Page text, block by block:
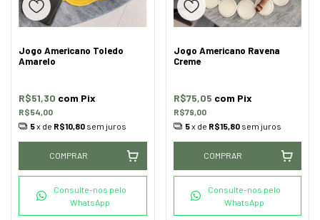
Jogo Americano Toledo
Amarelo
R$54,00
R$51,30 com Pix
5x de R$10,80 sem juros
COMPRAR
Consulte-nos pelo
WhatsApp
Jogo Americano Ravena
Creme
R$79,00
R$75,05 com Pix
5x de R$15,80 sem juros
COMPRAR
Consulte-nos pelo
WhatsApp